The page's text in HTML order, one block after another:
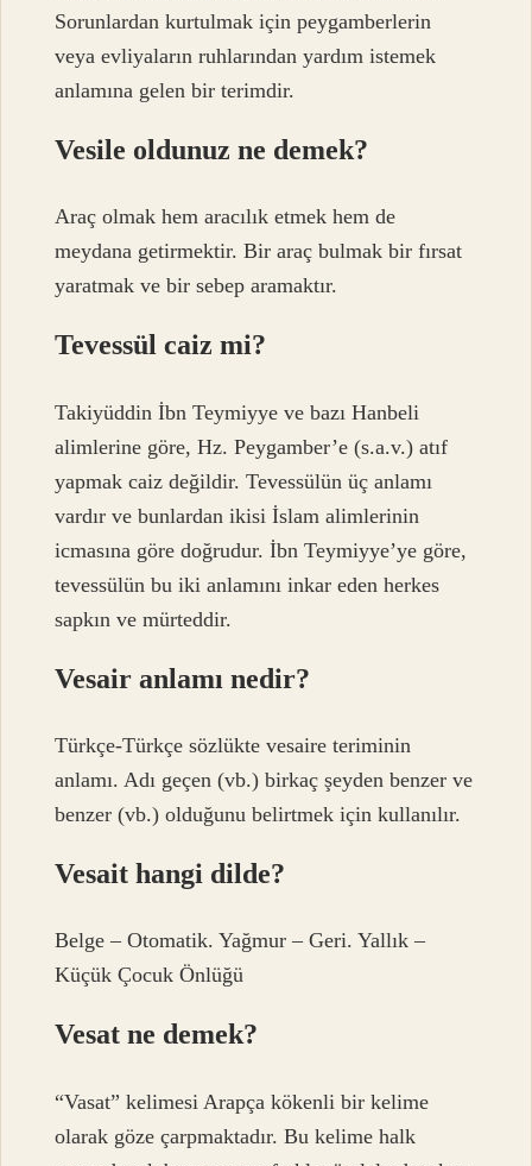
Sorunlardan kurtulmak için peygamberlerin
veya evliyaların ruhlarından yardım istemek
anlamına gelen bir terimdir.
Vesile oldunuz ne demek?
Araç olmak hem aracılık etmek hem de
meydana getirmektir. Bir araç bulmak bir fırsat
yaratmak ve bir sebep aramaktır.
Tevessül caiz mi?
Takiyüddin İbn Teymiyye ve bazı Hanbeli
alimlerine göre, Hz. Peygamber’e (s.a.v.) atıf
yapmak caiz değildir. Tevessülün üç anlamı
vardır ve bunlardan ikisi İslam alimlerinin
icmasına göre doğrudur. İbn Teymiyye’ye göre,
tevessülün bu iki anlamını inkar eden herkes
sapkın ve mürteddir.
Vesair anlamı nedir?
Türkçe-Türkçe sözlükte vesaire teriminin
anlamı. Adı geçen (vb.) birkaç şeyden benzer ve
benzer (vb.) olduğunu belirtmek için kullanılır.
Vesait hangi dilde?
Belge – Otomatik. Yağmur – Geri. Yallık –
Küçük Çocuk Önlüğü
Vesat ne demek?
“Vasat” kelimesi Arapça kökenli bir kelime
olarak göze çarpmaktadır. Bu kelime halk